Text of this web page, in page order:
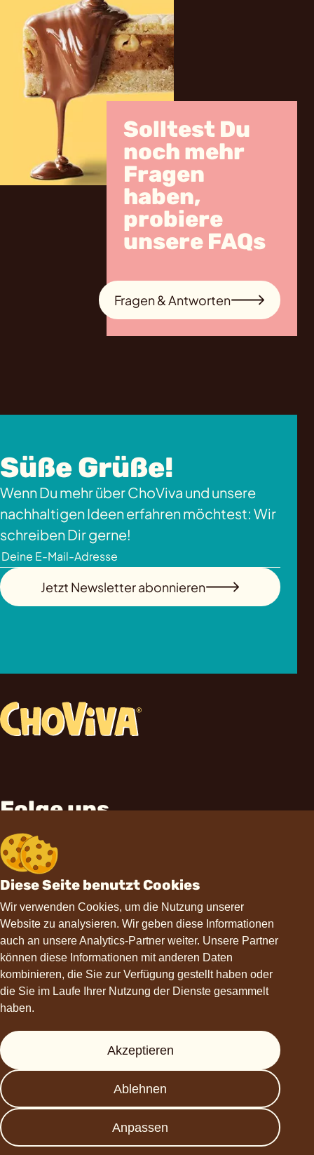
Diese Seite benutzt Cookies
Wir verwenden Cookies, um die Nutzung unserer
Website zu analysieren. Wir geben diese Informationen
auch an unsere Analytics-Partner weiter. Unsere Partner
können diese Informationen mit anderen Daten
kombinieren, die Sie zur Verfügung gestellt haben oder
die Sie im Laufe Ihrer Nutzung der Dienste gesammelt
haben.
Akzeptieren
Ablehnen
Anpassen
Solltest Du
noch mehr
Fragen
haben,
probiere
unsere FAQs
Fragen & Antworten
Süße Grüße!
Wenn Du mehr über ChoViva und unsere
nachhaltigen Ideen erfahren möchtest: Wir
schreiben Dir gerne!
Jetzt Newsletter abonnieren
Folge uns
Kontakt
hello@choviva.com
Hilfe
Presse
FAQs
Datenschutz
Impressum